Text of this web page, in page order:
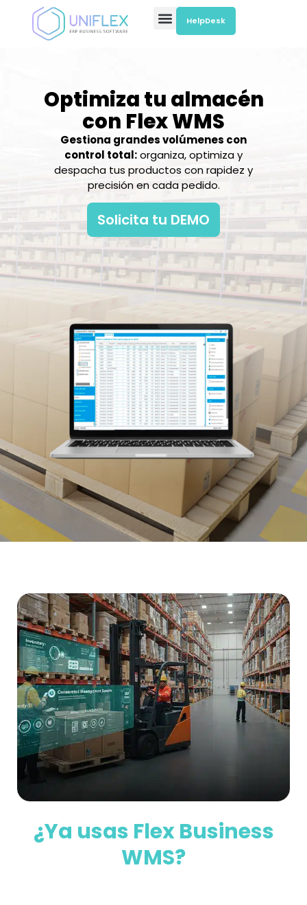
HelpDesk
Optimiza tu almacén
con Flex WMS
Gestiona grandes volúmenes con
control total:organiza, optimiza y
despacha tus productos con rapidez y
precisión en cada pedido.
Solicita tu DEMO
¿Ya usas Flex Business
WMS?